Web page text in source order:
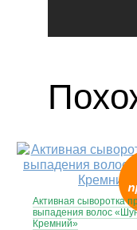
Активная сыворотка
выпадения волос
Кремний»